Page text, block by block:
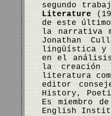
segundo
Literature
de este
la narrativa
Jonathan
lingüística y
en el
la creación
literatura
editor
History,
Es miembro
English